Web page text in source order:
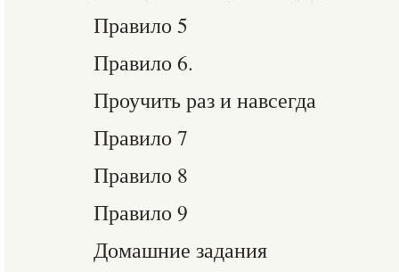
Правило 5
Правило 6.
Проучить раз и навсегда
Правило 7
Правило 8
Правило 9
Домашние задания